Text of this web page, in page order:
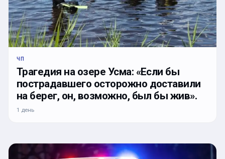
ЧП
Трагедия на озере Усма: «Если бы
пострадавшего осторожно доставили
на берег, он, возможно, был бы жив».
1 день